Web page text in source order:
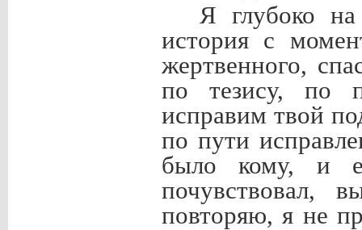
Я глубоко
история с
жертвенного,
по тезису, по
исправим твой
по пути
было кому, и
почувствовал,
повторяю, я не